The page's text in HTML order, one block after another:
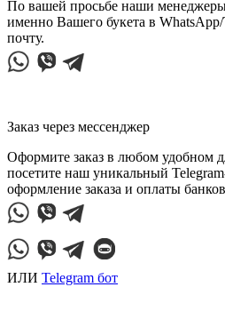
По вашей просьбе наши
именно Вашего букета в
почту.
Заказ через мессенджер
Оформите заказ в любом удобном
посетите наш уникальный
оформление заказа и оплаты
ИЛИ Telegram бот